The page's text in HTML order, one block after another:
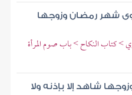
شهر رمضان وزوجها
كتاب النكاح > باب صوم المرأة
شاهد إلا بإذنه ولا